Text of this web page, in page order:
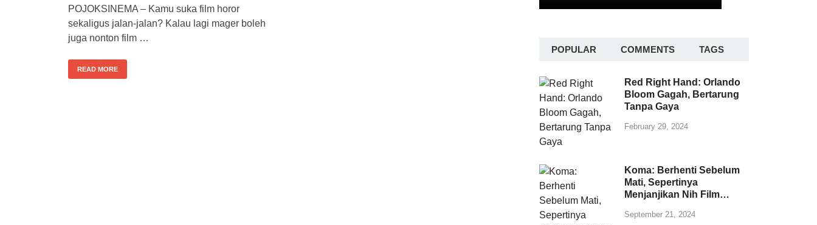
POJOKSINEMA – Kamu suka film horor
sekaligus jalan-jalan? Kalau lagi mager boleh
juga nonton film …
READ MORE
POPULAR COMMENTS TAGS
Red Right Hand: Orlando
Bloom Gagah, Bertarung
Tanpa Gaya
February 29, 2024
Koma: Berhenti Sebelum
Mati, Sepertinya
Menjanjikan Nih Film…
September 21, 2024